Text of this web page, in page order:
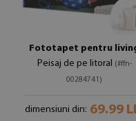
Fototapet pentru
Peisaj de pe litoral (#ffn-
00284741)
dimensiuni din: 69.99